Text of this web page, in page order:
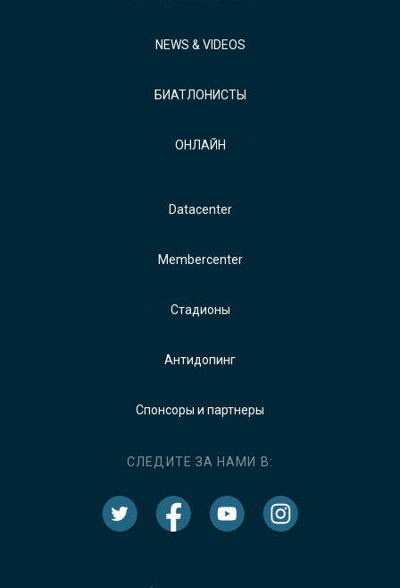
NEWS & VIDEOS
БИАТЛОНИСТЫ
ОНЛАЙН
Datacenter
Membercenter
Стадионы
Антидопинг
Спонсоры и партнеры
СЛЕДИТЕ ЗА НАМИ В: